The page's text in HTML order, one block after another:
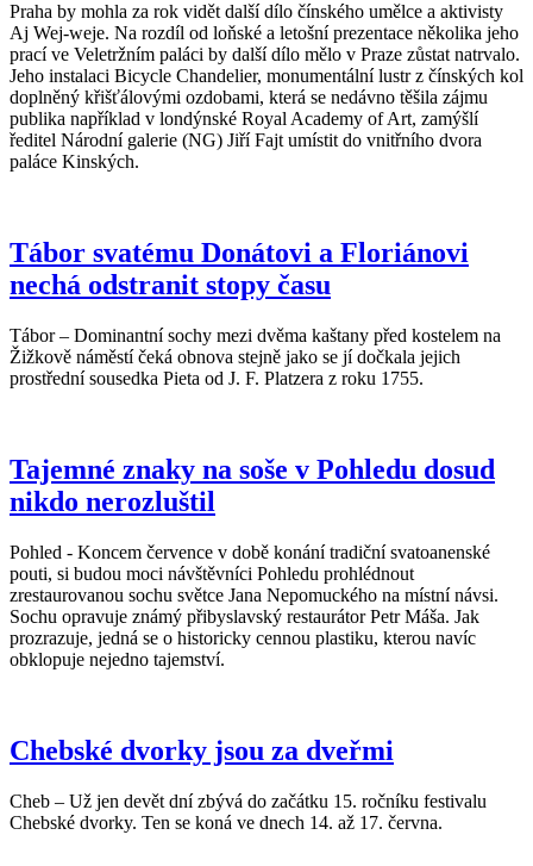
Praha by mohla za rok vidět další dílo čínského umělce a aktivisty
Aj Wej-weje. Na rozdíl od loňské a letošní prezentace několika jeho
prací ve Veletržním paláci by další dílo mělo v Praze zůstat natrvalo.
Jeho instalaci Bicycle Chandelier, monumentální lustr z čínských kol
doplněný křišťálovými ozdobami, která se nedávno těšila zájmu
publika například v londýnské Royal Academy of Art, zamýšlí
ředitel Národní galerie (NG) Jiří Fajt umístit do vnitřního dvora
paláce Kinských.
Tábor svatému Donátovi a Floriánovi
nechá odstranit stopy času
Tábor – Dominantní sochy mezi dvěma kaštany před kostelem na
Žižkově náměstí čeká obnova stejně jako se jí dočkala jejich
prostřední sousedka Pieta od J. F. Platzera z roku 1755.
Tajemné znaky na soše v Pohledu dosud
nikdo nerozluštil
Pohled - Koncem července v době konání tradiční svatoanenské
pouti, si budou moci návštěvníci Pohledu prohlédnout
zrestaurovanou sochu světce Jana Nepomuckého na místní návsi.
Sochu opravuje známý přibyslavský restaurátor Petr Máša. Jak
prozrazuje, jedná se o historicky cennou plastiku, kterou navíc
obklopuje nejedno tajemství.
Chebské dvorky jsou za dveřmi
Cheb – Už jen devět dní zbývá do začátku 15. ročníku festivalu
Chebské dvorky. Ten se koná ve dnech 14. až 17. června.